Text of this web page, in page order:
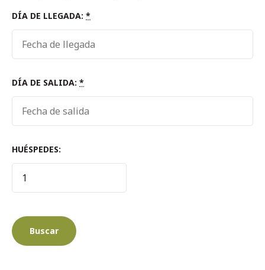
DÍA DE LLEGADA: *
DÍA DE SALIDA: *
HUÉSPEDES: